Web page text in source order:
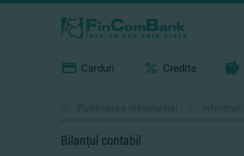
Carduri Credite
Bilanţul contabil